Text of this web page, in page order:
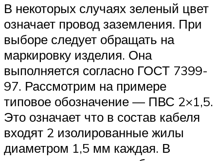
В некоторых случаях зеленый цвет
означает провод заземления. При
выборе следует обращать на
маркировку изделия. Она
выполняется согласно ГОСТ 7399-
97. Рассмотрим на примере
типовое обозначение — ПВС 2×1,5.
Это означает что в состав кабеля
входят 2 изолированные жилы
диаметром 1,5 мм каждая. В